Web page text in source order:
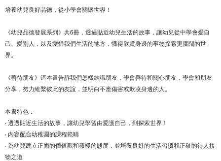
培養幼兒良好品德，從小學會關懷世界！
《幼兒品德發展系列》共6冊，透過貼近幼兒生活的故事，讓幼兒從中學會愛自
己、愛別人，以及愛惜我們生活的地方，懂得欣賞身邊的事物探索更廣闊的世
界。
《善待朋友》這本書告訴我們怎樣結識朋友，學會善待和關心朋友，學會和朋友
分享，努力維繫彼此的友誼，並明白不應傷害或欺凌身邊的人。
本書特色：
‧ 透過貼近生活的故事，讓幼兒學習由愛護自己，到探索世界！
‧ 內容配合幼稚園的課程範疇
‧ 為幼兒建立正面的價值觀和積極的態度，並培養良好的生活習慣和正確的待人接
物之道